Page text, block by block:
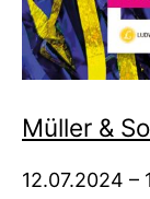
Müller &
12.07.2024 –